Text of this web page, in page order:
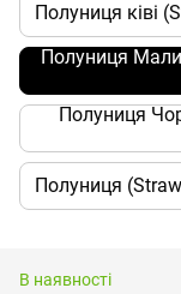
Полуниця ківі
Полуниця
Полуниця
Полуниця
В наявності